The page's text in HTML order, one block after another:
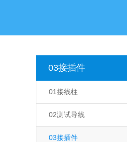
03接插件
01接线柱
02测试导线
03接插件